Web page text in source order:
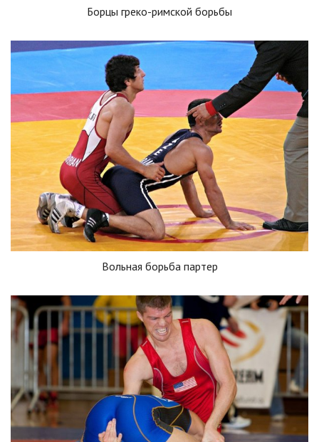
Борцы греко-римской борьбы
Вольная борьба партер